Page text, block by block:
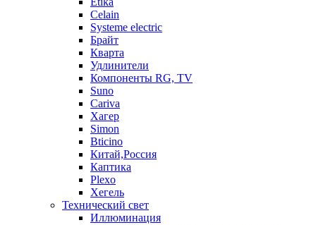
Celain
Systeme electric
Брайт
Кварта
Удлинители
Компоненты RG, TV
Suno
Cariva
Хагер
Simon
Bticino
Китай,Россия
Каптика
Plexo
Хегель
Технический свет
Иллюминация